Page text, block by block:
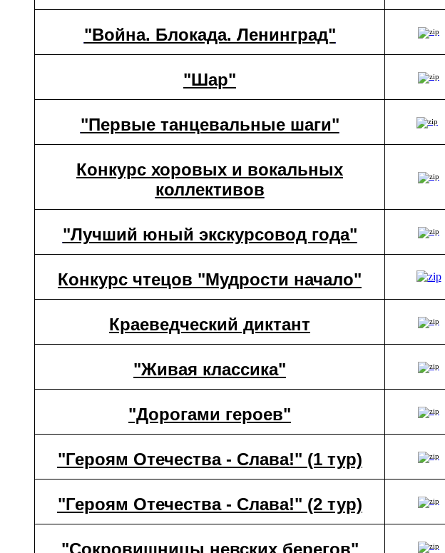
"Война. Блокада. Ленинград"
"Шар"
"Первые танцевальные шаги"
Конкурс хоровых и вокальных
коллективов
"Лучший юный экскурсовод года"
Конкурс чтецов "Мудрости начало"
Краеведческий диктант
"Живая классика"
"Дорогами героев"
"Героям Отечества - Слава!" (1 тур)
"Героям Отечества - Слава!" (2 тур)
"Сокровищницы невских берегов"